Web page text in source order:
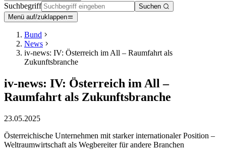
Suchbegriff
Suchen
Menü auf/zuklappen
Bund
News
iv-news: IV: Österreich im All – Raumfahrt als
Zukunftsbranche
iv-news: IV: Österreich im All –
Raumfahrt als Zukunftsbranche
23.05.2025
Österreichische Unternehmen mit starker internationaler Position –
Weltraumwirtschaft als Wegbereiter für andere Branchen